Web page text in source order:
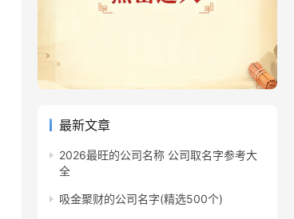
最新文章
2026最旺的公司名称 公司取名字参考大
全
吸金聚财的公司名字(精选500个)